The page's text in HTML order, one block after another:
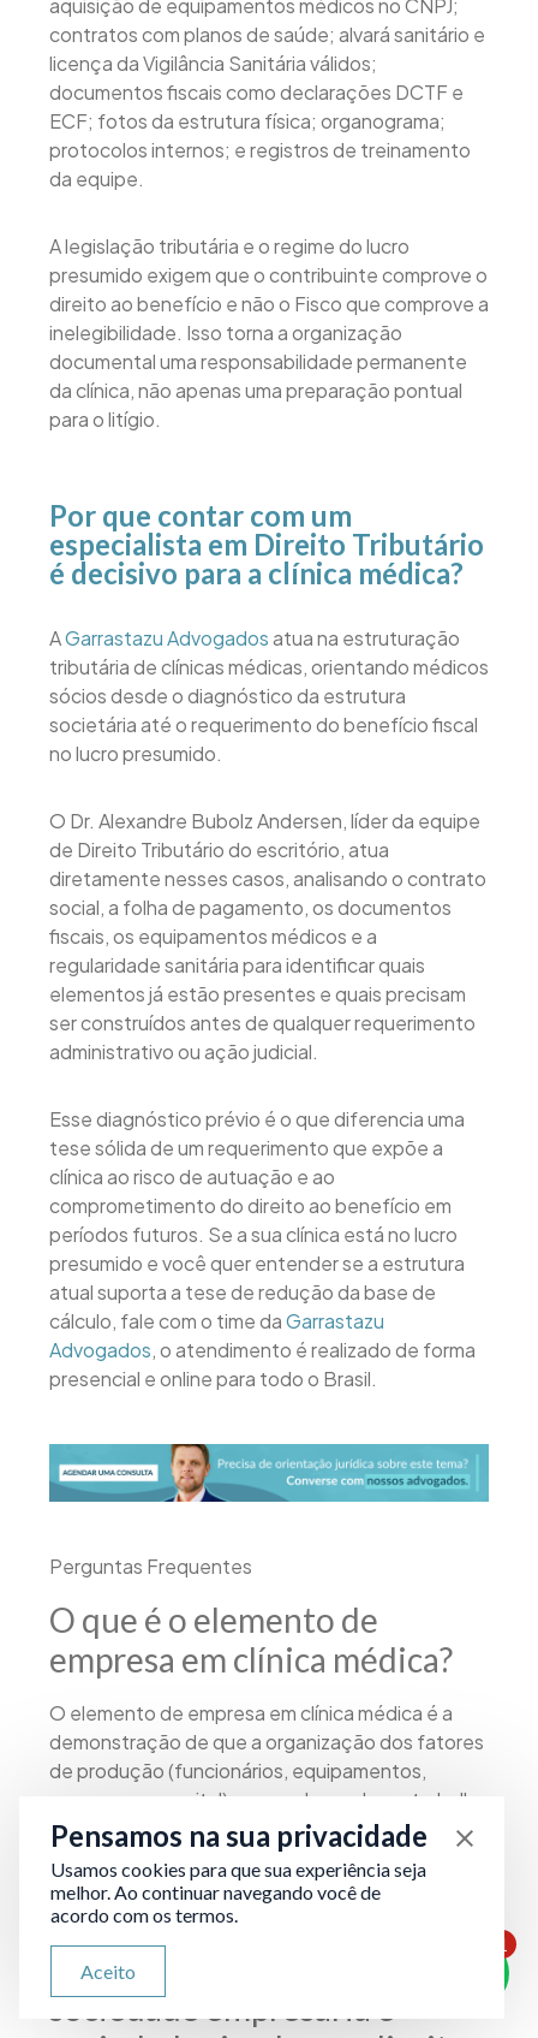
contratos com planos de saúde; alvará sanitário e
licença da Vigilância Sanitária válidos;
documentos fiscais como declarações DCTF e
ECF; fotos da estrutura física; organograma;
protocolos internos; e registros de treinamento
da equipe.
A legislação tributária e o regime do lucro
presumido exigem que o contribuinte comprove o
direito ao benefício e não o Fisco que comprove a
inelegibilidade. Isso torna a organização
documental uma responsabilidade permanente
da clínica, não apenas uma preparação pontual
para o litígio.
Por que contar com um
especialista em Direito Tributário
é decisivo para a clínica médica?
AGarrastazu Advogadosatua na estruturação
tributária de clínicas médicas, orientando médicos
sócios desde o diagnóstico da estrutura
societária até o requerimento do benefício fiscal
no lucro presumido.
O Dr. Alexandre Bubolz Andersen, líder da equipe
de Direito Tributário do escritório, atua
diretamente nesses casos, analisando o contrato
social, a folha de pagamento, os documentos
fiscais, os equipamentos médicos e a
regularidade sanitária para identificar quais
elementos já estão presentes e quais precisam
ser construídos antes de qualquer requerimento
administrativo ou ação judicial.
Esse diagnóstico prévio é o que diferencia uma
tese sólida de um requerimento que expõe a
clínica ao risco de autuação e ao
comprometimento do direito ao benefício em
períodos futuros. Se a sua clínica está no lucro
presumido e você quer entender se a estrutura
atual suporta a tese de redução da base de
cálculo, fale com o time daGarrastazu
Advogados, o atendimento é realizado de forma
presencial e online para todo o Brasil.
Perguntas Frequentes
O que é o elemento de
empresa em clínica médica?
O elemento de empresa em clínica médica é a
demonstração de que a organização dos fatores
de produção (funcionários, equipamentos,
processos e capital) prepondera sobre o trabalho
intelectual pessoal dos sócios-médicos. Sem
esse elemento, a clínica não é reconhecida como
sociedade empresária de fato e perde o direito à
alíquota reduzida no lucro presumido.
Qual a diferença entre
sociedade empresária e
1
Pensamos na sua privacidade
Usamos cookies para que sua experiência seja
melhor. Ao continuar navegando você de
acordo com os termos.
Aceito